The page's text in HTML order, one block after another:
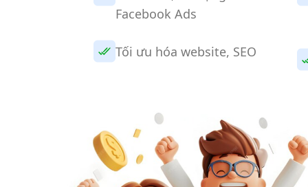
Facebook Ads
Tối ưu hóa website, SEO